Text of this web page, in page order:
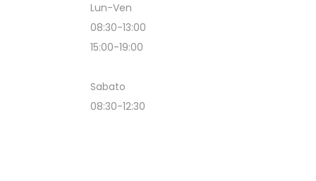
Lun-Ven
08:30-13:00
15:00-19:00
Sabato
08:30-12:30